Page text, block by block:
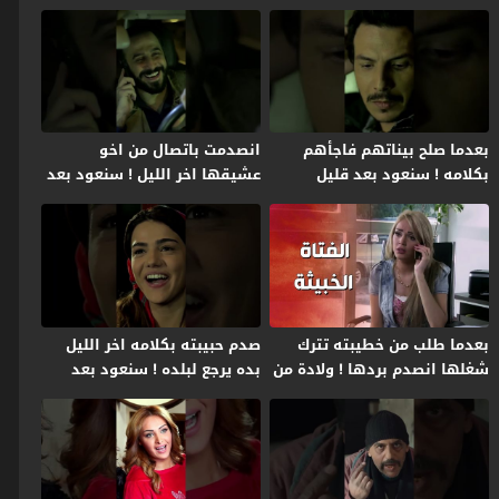
بعدما صلح بيناتهم فاجأهم
بكلامه ! سنعود بعد قليل
انصدمت باتصال من اخو
عشيقها اخر الليل ! سنعود بعد
قليل
بعدما طلب من خطيبته تترك
شغلها انصدم بردها ! ولادة من
الخاصرة 2
صدم حبيبته بكلامه اخر الليل
بده يرجع لبلده ! سنعود بعد
قليل